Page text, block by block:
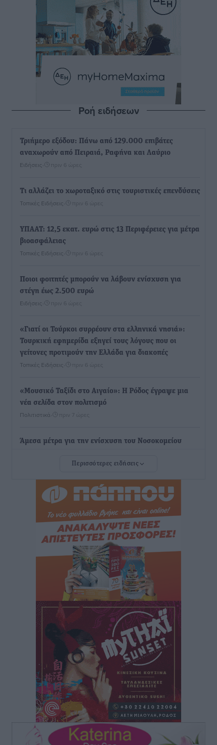
Ροή ειδήσεων
Τριήμερο εξόδου: Πάνω από 129.000 επιβάτες
αναχωρούν από Πειραιά, Ραφήνα και Λαύριο
Ειδήσεις πριν 6 ώρες
Τι αλλάζει το χωροταξικό στις τουριστικές επενδύσεις
Τοπικές Ειδήσεις πριν 6 ώρες
ΥΠΑΑΤ: 12,5 εκατ. ευρώ στις 13 Περιφέρειες για μέτρα
βιοασφάλειας
Τοπικές Ειδήσεις πριν 6 ώρες
Ποιοι φοιτητές μπορούν να λάβουν ενίσχυση για
στέγη έως 2.500 ευρώ
Ειδήσεις πριν 6 ώρες
«Γιατί οι Τούρκοι συρρέουν στα ελληνικά νησιά»:
Τουρκική εφημερίδα εξηγεί τους λόγους που οι
γείτονες προτιμούν την Ελλάδα για διακοπές
Τοπικές Ειδήσεις πριν 6 ώρες
«Μουσικό Ταξίδι στο Αιγαίο»: Η Ρόδος έγραψε μια
νέα σελίδα στον πολιτισμό
Πολιτιστικά πριν 7 ώρες
Άμεσα μέτρα για την ενίσχυση του Νοσοκομείου
ανακοίνωσε ο Άδωνις Γεωργιάδης
Iατρικός Σύλλογος Ροδου προς Α. Γεωργιάδη:
Στρατηγικές Προτάσεις για την Ενίσχυση της
Δημόσιας Υγείας στη Νησιωτική Ελλάδα και στα
Νοσοκομεία της Γ΄ Ζώνης
πριν 7 ώρες
Πάνθηρες: Ξεκίνησαν αισιόδοξοι για την παρθενική
Αθλητικά• πριν 7 ώρες
Άρης Αρχαγγέλου: Στο πλευρό του άτυχου Ιάκωβου
πριν 7 ώρες
Φοίβος: Η μεγάλη επιστροφή του Μπρένο Σαλβατιέρα
Αθλητικά• πριν 7 ώρες
Κλεάνθης: Έτοιμες οι κάρτες διαρκείας της νέας
σεζόν
Αθλητικά πριν 7 ώρες
Περισσότερες ειδήσεις